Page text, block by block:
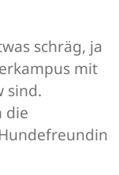
schräg, ja
mit
sind.
die